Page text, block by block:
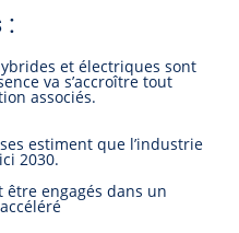
:
et électriques sont
va s’accroître tout
associés.
estiment que l’industrie
2030.
engagés dans un